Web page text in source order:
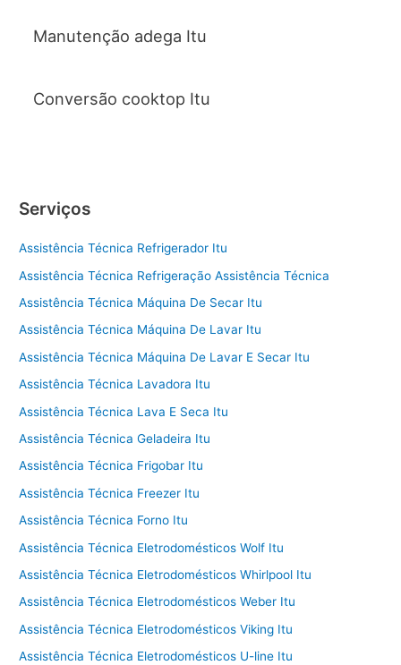
Manutenção adega Itu
Conversão cooktop Itu
Serviços
Assistência Técnica Refrigerador Itu
Assistência Técnica Refrigeração Assistência Técnica
Assistência Técnica Máquina De Secar Itu
Assistência Técnica Máquina De Lavar Itu
Assistência Técnica Máquina De Lavar E Secar Itu
Assistência Técnica Lavadora Itu
Assistência Técnica Lava E Seca Itu
Assistência Técnica Geladeira Itu
Assistência Técnica Frigobar Itu
Assistência Técnica Freezer Itu
Assistência Técnica Forno Itu
Assistência Técnica Eletrodomésticos Wolf Itu
Assistência Técnica Eletrodomésticos Whirlpool Itu
Assistência Técnica Eletrodomésticos Weber Itu
Assistência Técnica Eletrodomésticos Viking Itu
Assistência Técnica Eletrodomésticos U-line Itu